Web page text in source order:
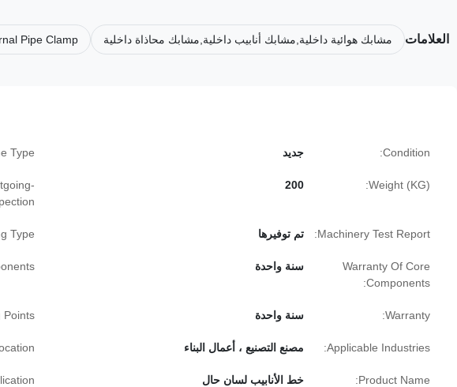
العلامات مشابك هوائية داخلية,مشابك أنابيب داخلية,مشابك محاذاة داخلية Pipe Clamp
Condition: جديد Type:
Weight (KG):
200
Machinery Test Report: تم توفيرها Type:
Warranty Of Core
Components:
سنة واحدة
Warranty: سنة واحدة
Applicable Industries: مصنع التصنيع ، أعمال البناء
Product Name: خط الأنابيب لسان حال